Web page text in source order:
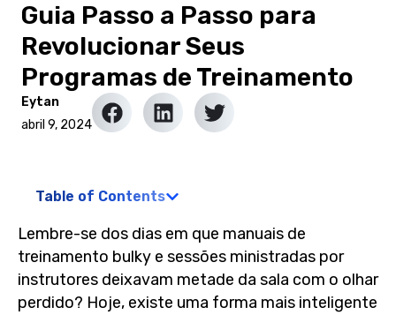
Guia Passo a Passo para
Revolucionar Seus
Programas de Treinamento
Eytan
abril 9, 2024
Table of Contents
Lembre-se dos dias em que manuais de
treinamento bulky e sessões ministradas por
instrutores deixavam metade da sala com o olhar
perdido? Hoje, existe uma forma mais inteligente